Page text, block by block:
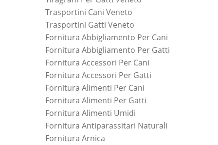
Trasportini Cani Veneto
Trasportini Gatti Veneto
Fornitura Abbigliamento Per Cani
Fornitura Abbigliamento Per Gatti
Fornitura Accessori Per Cani
Fornitura Accessori Per Gatti
Fornitura Alimenti Per Cani
Fornitura Alimenti Per Gatti
Fornitura Alimenti Umidi
Fornitura Antiparassitari Naturali
Fornitura Arnica